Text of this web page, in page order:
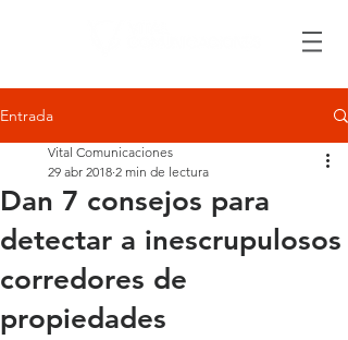
Entrada
Dan 7 consejos para
detectar a inescrupulosos
corredores de
propiedades
Vital Comunicaciones
29 abr 2018 2 min de lectura